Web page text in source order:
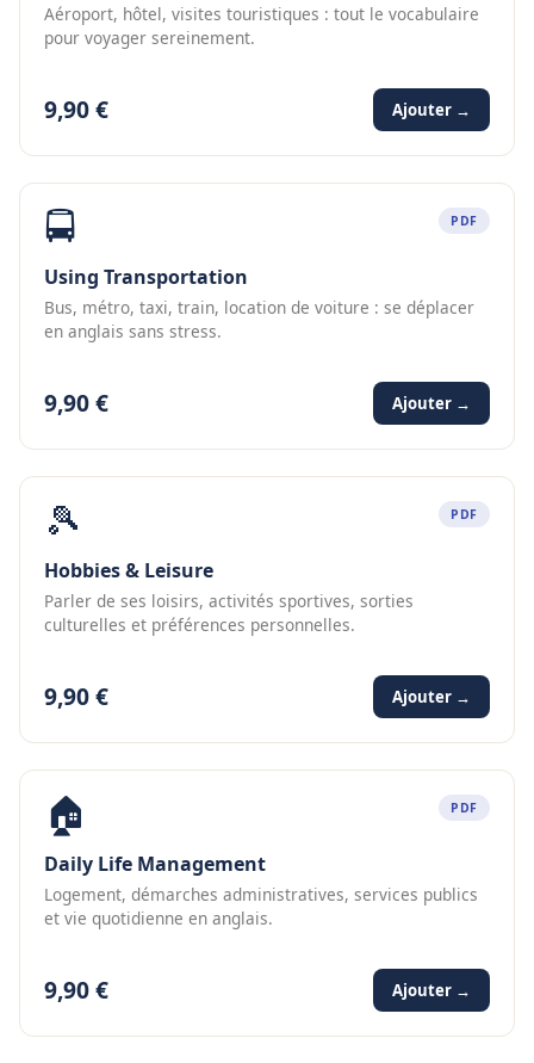
Aéroport, hôtel, visites touristiques : tout le vocabulaire
pour voyager sereinement.
9,90 € Ajouter →
🚍 PDF
Using Transportation
Bus, métro, taxi, train, location de voiture : se déplacer
en anglais sans stress.
9,90 € Ajouter →
🎾 PDF
Hobbies & Leisure
Parler de ses loisirs, activités sportives, sorties
culturelles et préférences personnelles.
9,90 € Ajouter →
🏠 PDF
Daily Life Management
Logement, démarches administratives, services publics
et vie quotidienne en anglais.
9,90 € Ajouter →